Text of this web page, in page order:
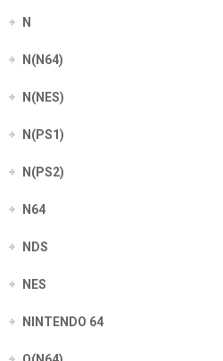
N
N(N64)
N(NES)
N(PS1)
N(PS2)
N64
NDS
NES
NINTENDO 64